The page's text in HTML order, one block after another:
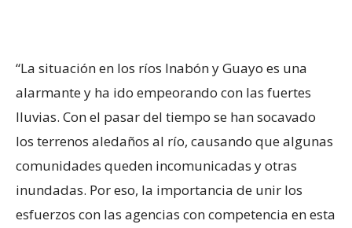
“La situación en los ríos Inabón y Guayo es una
alarmante y ha ido empeorando con las fuertes
lluvias. Con el pasar del tiempo se han socavado
los terrenos aledaños al río, causando que algunas
comunidades queden incomunicadas y otras
inundadas. Por eso, la importancia de unir los
esfuerzos con las agencias con competencia en esta